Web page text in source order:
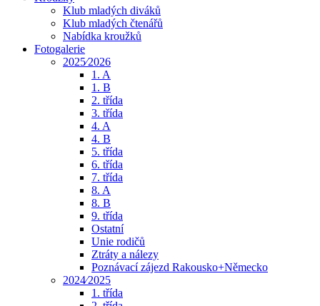
Klub mladých diváků
Klub mladých čtenářů
Nabídka kroužků
Fotogalerie
2025⁄2026
1. A
1. B
2. třída
3. třída
4. A
4. B
5. třída
6. třída
7. třída
8. A
8. B
9. třída
Ostatní
Unie rodičů
Ztráty a nálezy
Poznávací zájezd Rakousko+Německo
2024⁄2025
1. třída